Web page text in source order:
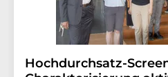
Hochdurchsatz-